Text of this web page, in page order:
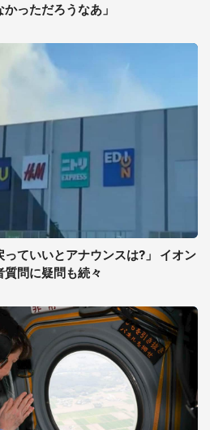
っただろうなあ」
っていいとアナウンスは?」 イオン
問に疑問も続々